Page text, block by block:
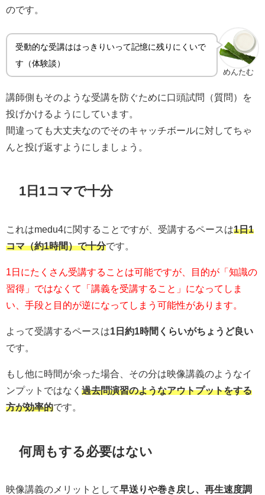
のです。
めんたむ
受動的な受講ははっきりいって記憶に残りにくいで
す（体験談）
講師側もそのような受講を防ぐために口頭試問（質問）を
投げかけるようにしています。
間違っても大丈夫なのでそのキャッチボールに対してちゃ
んと投げ返すようにしましょう。
1日1コマで十分
これはmedu4に関することですが、受講するペースは1日1
コマ（約1時間）で十分です。
1日にたくさん受講することは可能ですが、目的が「知識の
習得」ではなくて「講義を受講すること」になってしま
い、手段と目的が逆になってしまう可能性があります。
よって受講するペースは1日約1時間くらいがちょうど良い
です。
もし他に時間が余った場合、その分は映像講義のようなイ
ンプットではなく 過去問演習のようなアウトプットをする
方が効率的です。
何周もする必要はない
映像講義のメリットとして早送りや巻き戻し、再生速度調